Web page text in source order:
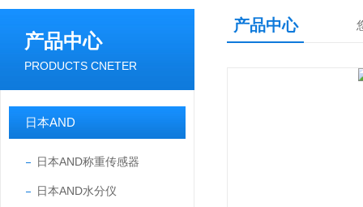
产品中心
PRODUCTS CNETER
日本AND
日本AND称重传感器
日本AND水分仪
产品中心